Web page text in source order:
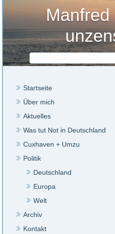
Manfred
Startseite
Über mich
Aktuelles
Was tut Not in Deutschland
Cuxhaven + Umzu
Politik
Deutschland
Europa
Welt
Archiv
Kontakt